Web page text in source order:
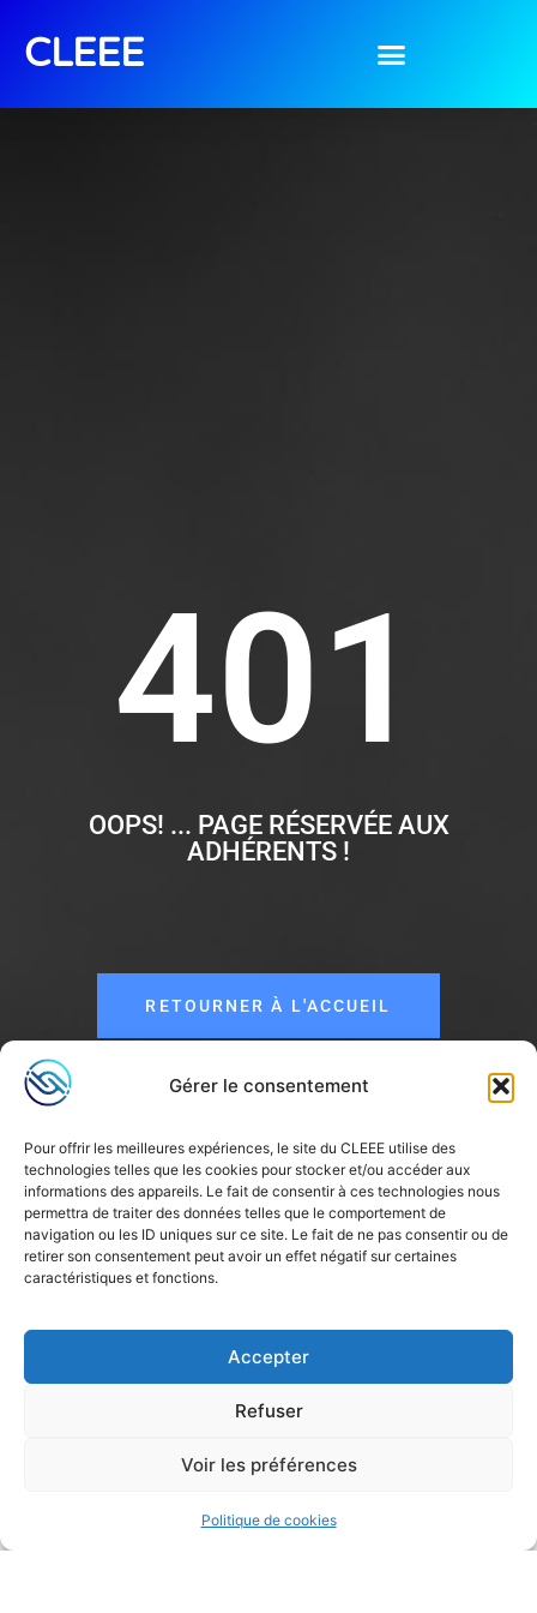
Gérer le consentement
Pour offrir les meilleures expériences, le site du CLEEE utilise des
technologies telles que les cookies pour stocker et/ou accéder aux
informations des appareils. Le fait de consentir à ces technologies nous
permettra de traiter des données telles que le comportement de
navigation ou les ID uniques sur ce site. Le fait de ne pas consentir ou de
retirer son consentement peut avoir un effet négatif sur certaines
caractéristiques et fonctions.
Accepter
Refuser
Voir les préférences
Politique de cookies
CLEEE
401
OOPS! ... PAGE RÉSERVÉE AUX
ADHÉRENTS !
RETOURNER À L'ACCUEIL